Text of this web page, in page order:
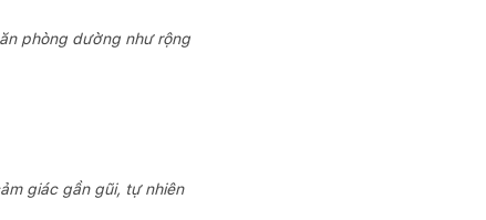
phòng dường như rộng
giác gần gũi, tự nhiên